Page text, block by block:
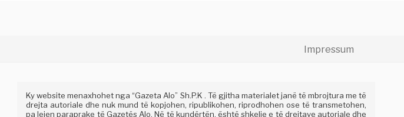
Impressum
Ky website menaxhohet nga “Gazeta Alo” Sh.P.K . Të gjitha materialet janë të mbrojtura me të
drejta autoriale dhe nuk mund të kopjohen, ripublikohen, riprodhohen ose të transmetohen,
pa lejen paraprake të Gazetës Alo. Në të kundërtën, është shkelje e të drejtave autoriale dhe